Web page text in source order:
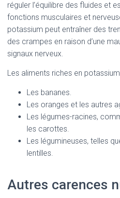
réguler l’équilibre des fluides et
fonctions musculaires et
potassium peut entraîner des
des crampes en raison d’une
signaux nerveux.
Les aliments riches en
Les bananes.
Les oranges et les autres
Les légumes-racines,
les carottes.
Les légumineuses, telles
lentilles.
Autres carences